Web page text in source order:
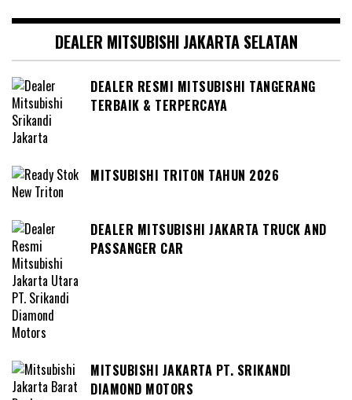
DEALER MITSUBISHI JAKARTA SELATAN
DEALER RESMI MITSUBISHI TANGERANG
TERBAIK & TERPERCAYA
MITSUBISHI TRITON TAHUN 2026
DEALER MITSUBISHI JAKARTA TRUCK AND
PASSANGER CAR
MITSUBISHI JAKARTA PT. SRIKANDI
DIAMOND MOTORS